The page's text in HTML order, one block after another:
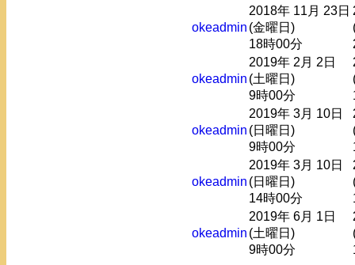
okeadmin
2018年 11月 23日
(金曜日)
18時00分
okeadmin
2019年 2月 2日
(土曜日)
9時00分
okeadmin
2019年 3月 10日
(日曜日)
9時00分
okeadmin
2019年 3月 10日
(日曜日)
14時00分
okeadmin
2019年 6月 1日
(土曜日)
9時00分